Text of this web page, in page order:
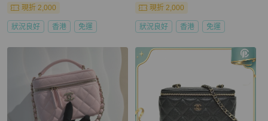
現折 2,000
狀況良好 香港 免運
現折 2,000
狀況良好 香港 免運